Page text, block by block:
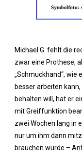
Michael G. fehlt die
zwar eine Prothese,
„Schmuckhand“, wie
besser arbeiten
behalten will, hat er
mit Greiffunktion
zwei Wochen lang in
nur um ihm dann
brauchen würde –